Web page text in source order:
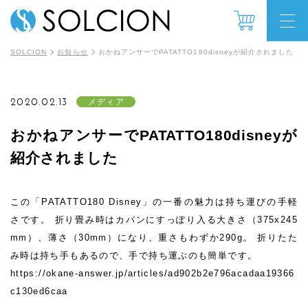
SOLCION お知らせ おかねアンサーでPATATTO180disneyが紹介されました
おかねアンサーでPATATTO180disneyが
紹介されました
2020.02.13 メディア
この「PATATTO180 Disney」の一番の魅力は持ち運びの手軽
さです。 折り畳み時はカバンにすっぽり入る大きさ（375x245
mm）、薄さ（30mm）になり、重さもわずか290g。 折りたた
み時は持ち手もあるので、手で持ち運ぶのも簡単です。
https://okane-answer.jp/articles/ad902b2e796acadaa19366
c130ed6caa